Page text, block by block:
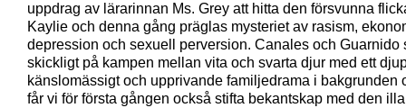
uppdrag av lärarinnan Ms. Grey att hitta den försvunna
Kaylie och denna gång präglas mysteriet av rasism,
depression och sexuell perversion. Canales och Guarnido
skickligt på kampen mellan vita och svarta djur med ett
känslomässigt och upprivande familjedrama i bakgrunden
får vi för första gången också stifta bekantskap med den